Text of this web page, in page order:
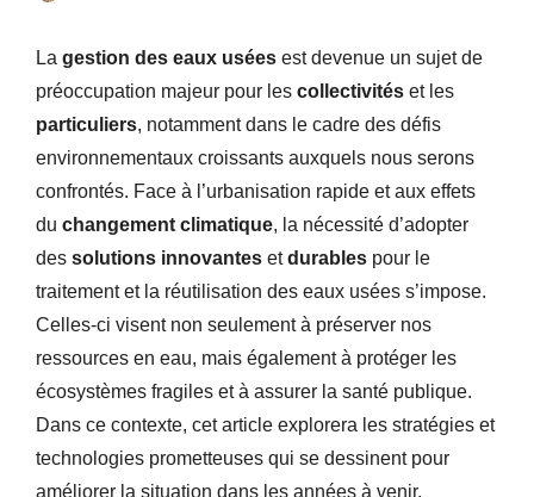
La gestion des eaux usées est devenue un sujet de
préoccupation majeur pour les collectivités et les
particuliers, notamment dans le cadre des défis
environnementaux croissants auxquels nous serons
confrontés. Face à l’urbanisation rapide et aux effets
du changement climatique, la nécessité d’adopter
des solutions innovantes etdurables pour le
traitement et la réutilisation des eaux usées s’impose.
Celles-ci visent non seulement à préserver nos
ressources en eau, mais également à protéger les
écosystèmes fragiles et à assurer la santé publique.
Dans ce contexte, cet article explorera les stratégies et
technologies prometteuses qui se dessinent pour
améliorer la situation dans les années à venir.